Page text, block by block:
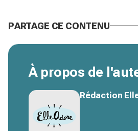
PARTAGE CE CONTENU
À propos de
Rédaction